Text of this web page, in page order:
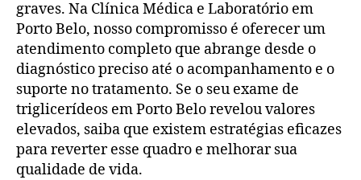
graves. Na Clínica Médica e Laboratório em
Porto Belo, nosso compromisso é oferecer um
atendimento completo que abrange desde o
diagnóstico preciso até o acompanhamento e o
suporte no tratamento. Se o seu exame de
triglicerídeos em Porto Belo revelou valores
elevados, saiba que existem estratégias eficazes
para reverter esse quadro e melhorar sua
qualidade de vida.